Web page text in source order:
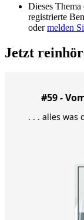
Dieses
registrierte
odermelden
Jetzt